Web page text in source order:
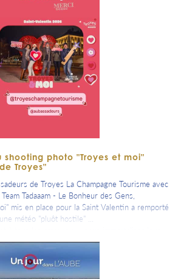
shooting photo "Troyes et moi"
Troyes"
de Troyes La Champagne Tourisme avec
Tadaaam - Le Bonheur des Gens,
mis en place pour la Saint Valentin a remporté
météo "pluôt hostile" ...
de CANAL 32 en cliquant sur la photo jointe.